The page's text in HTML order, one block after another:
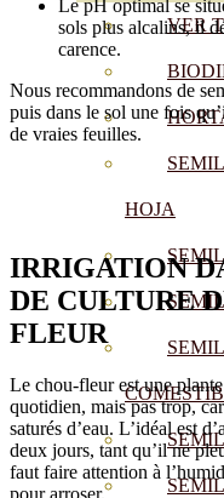
VER
HOJA
Le pH optimal se
sols plus alcalins, il
carence.
Nous recommandons de
puis dans le sol une fois
de vraies feuilles.
IRRIGATION
DE CULTURE
FLEUR
Le chou-fleur est une
quotidien, mais pas trop,
saturés d’eau. L’idéal est
deux jours, tant qu’il ne
faut faire attention à
pour arroser.